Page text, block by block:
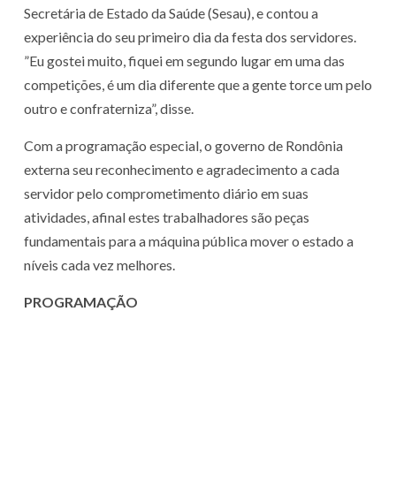
Secretária de Estado da Saúde (Sesau), e contou a
experiência do seu primeiro dia da festa dos servidores.
”Eu gostei muito, fiquei em segundo lugar em uma das
competições, é um dia diferente que a gente torce um pelo
outro e confraterniza”, disse.
Com a programação especial, o governo de Rondônia
externa seu reconhecimento e agradecimento a cada
servidor pelo comprometimento diário em suas
atividades, afinal estes trabalhadores são peças
fundamentais para a máquina pública mover o estado a
níveis cada vez melhores.
PROGRAMAÇÃO